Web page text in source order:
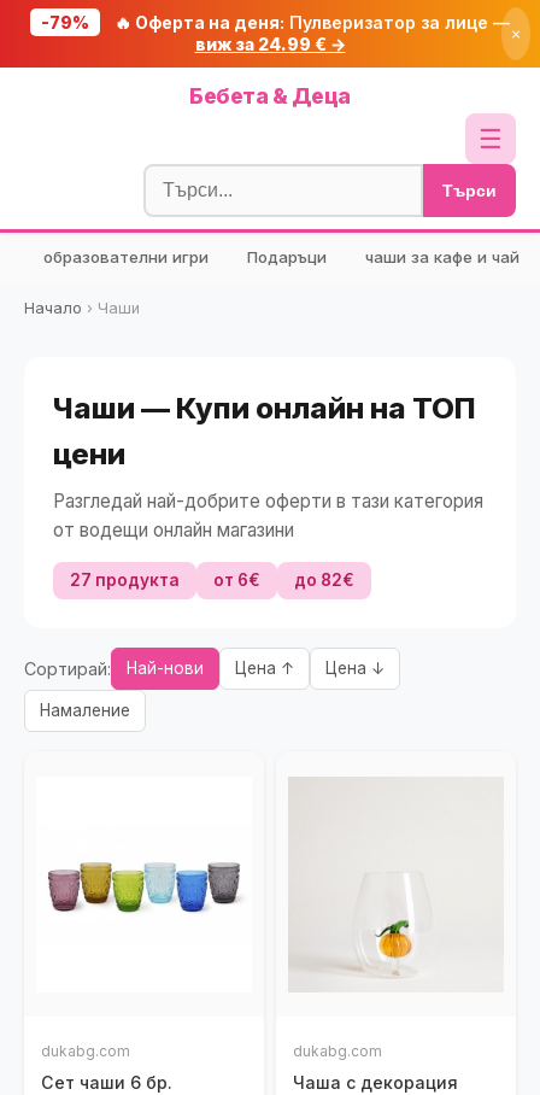
-79% 🔥 Оферта на деня: Пулверизатор за лице —
виж за 24.99 € →
×
Бебета & Деца
☰
Блог
🧮 Калкулатори
🔍 Намери продукт
Търси
образователни игри Подаръци чаши за кафе и чай
Начало › Чаши
Чаши — Купи онлайн на ТОП
цени
Разгледай най-добрите оферти в тази категория
от водещи онлайн магазини
27 продукта от 6€ до 82€
Сортирай: Най-нови Цена ↑ Цена ↓
Намаление
dukabg.com
Сет чаши 6 бр.
dukabg.com
Чаша с декорация